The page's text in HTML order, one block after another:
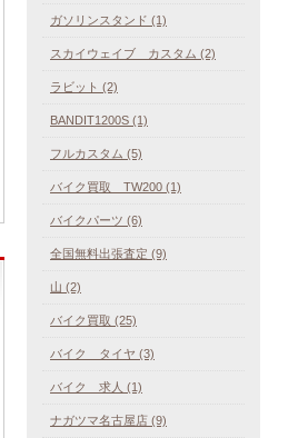
ガソリンスタンド (1)
スカイウェイブ カスタム (2)
ラビット (2)
BANDIT1200S (1)
フルカスタム (5)
バイク買取 TW200 (1)
バイクパーツ (6)
全国無料出張査定 (9)
山 (2)
バイク買取 (25)
バイク タイヤ (3)
バイク 求人 (1)
ナガツマ名古屋店 (9)